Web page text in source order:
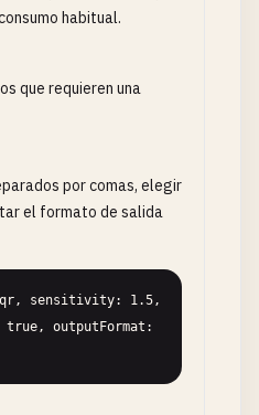
habitual.
que requieren una
por comas, elegir
el formato de salida
iqr, sensitivity: 1.5,
outputFormat: